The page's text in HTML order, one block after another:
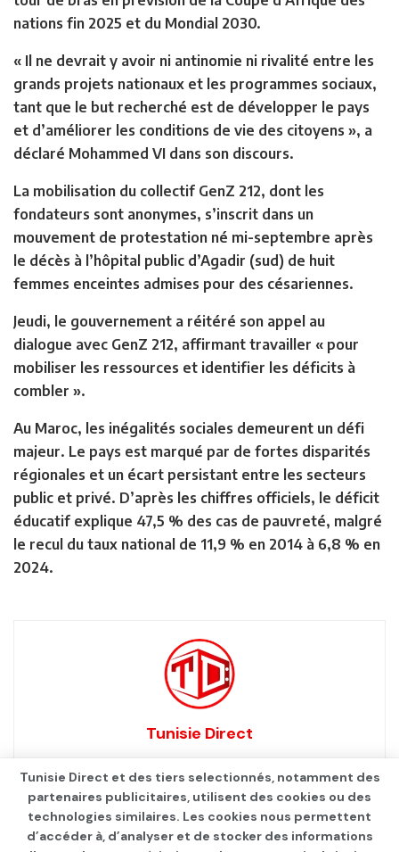
nations fin 2025 et du Mondial 2030.
« Il ne devrait y avoir ni antinomie ni rivalité entre les
grands projets nationaux et les programmes sociaux,
tant que le but recherché est de développer le pays
et d’améliorer les conditions de vie des citoyens », a
déclaré Mohammed VI dans son discours.
La mobilisation du collectif GenZ 212, dont les
fondateurs sont anonymes, s’inscrit dans un
mouvement de protestation né mi-septembre après
le décès à l’hôpital public d’Agadir (sud) de huit
femmes enceintes admises pour des césariennes.
Jeudi, le gouvernement a réitéré son appel au
dialogue avec GenZ 212, affirmant travailler « pour
mobiliser les ressources et identifier les déficits à
combler ».
Au Maroc, les inégalités sociales demeurent un défi
majeur. Le pays est marqué par de fortes disparités
régionales et un écart persistant entre les secteurs
public et privé. D’après les chiffres officiels, le déficit
éducatif explique 47,5 % des cas de pauvreté, malgré
le recul du taux national de 11,9 % en 2014 à 6,8 % en
2024.
Tunisie Direct
Tunisie Direct et des tiers selectionnés, notamment des
partenaires publicitaires, utilisent des cookies ou des
technologies similaires. Les cookies nous permettent
d’accéder à, d’analyser et de stocker des informations